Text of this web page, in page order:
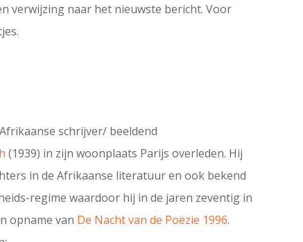
verwijzing naar het nieuwste bericht. Voor
schrijver/ beeldend
(1939) in zijn woonplaats Parijs overleden. Hij
in de Afrikaanse literatuur en ook bekend
regime waardoor hij in de jaren zeventig in
opname van De Nacht van de Poëzie 1996.